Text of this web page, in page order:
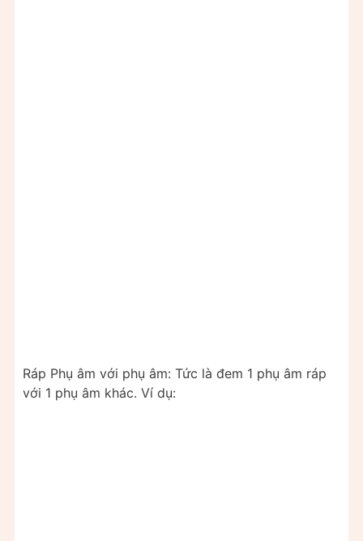
Ráp Phụ âm với phụ âm: Tức là đem 1 phụ âm ráp
với 1 phụ âm khác. Ví dụ: